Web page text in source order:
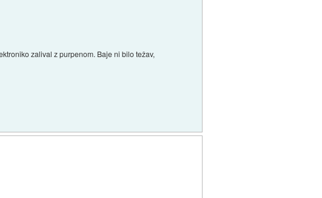
zalival z purpenom. Baje ni bilo težav,